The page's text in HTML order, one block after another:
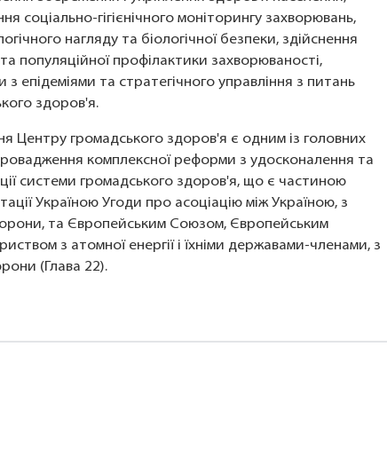
соціально-гігієнічного моніторингу захворювань,
нагляду та біологічної безпеки, здійснення
та популяційної профілактики захворюваності,
з епідеміями та стратегічного управління з питань
здоров'я.
Центру громадського здоров'я є одним із головних
комплексної реформи з удосконалення та
системи громадського здоров'я, що є частиною
Україною Угоди про асоціацію між Україною, з
та Європейським Союзом, Європейським
з атомної енергії і їхніми державами-членами, з
(Глава 22).